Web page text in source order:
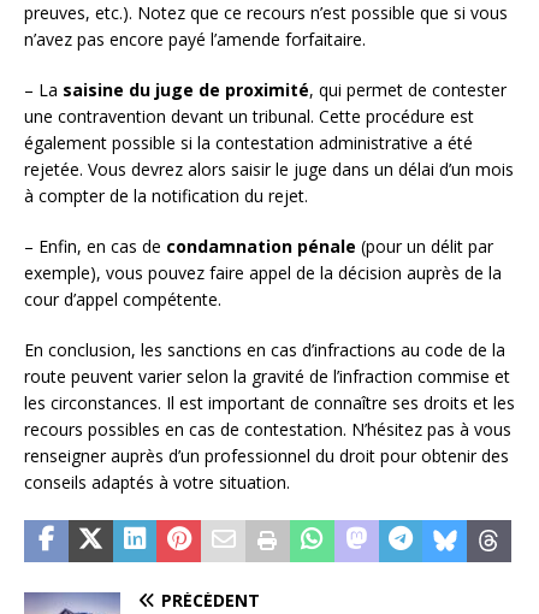
preuves, etc.). Notez que ce recours n’est possible que si vous
n’avez pas encore payé l’amende forfaitaire.
– La saisine du juge de proximité, qui permet de contester
une contravention devant un tribunal. Cette procédure est
également possible si la contestation administrative a été
rejetée. Vous devrez alors saisir le juge dans un délai d’un mois
à compter de la notification du rejet.
– Enfin, en cas de condamnation pénale (pour un délit par
exemple), vous pouvez faire appel de la décision auprès de la
cour d’appel compétente.
En conclusion, les sanctions en cas d’infractions au code de la
route peuvent varier selon la gravité de l’infraction commise et
les circonstances. Il est important de connaître ses droits et les
recours possibles en cas de contestation. N’hésitez pas à vous
renseigner auprès d’un professionnel du droit pour obtenir des
conseils adaptés à votre situation.
PRÉCÉDENT